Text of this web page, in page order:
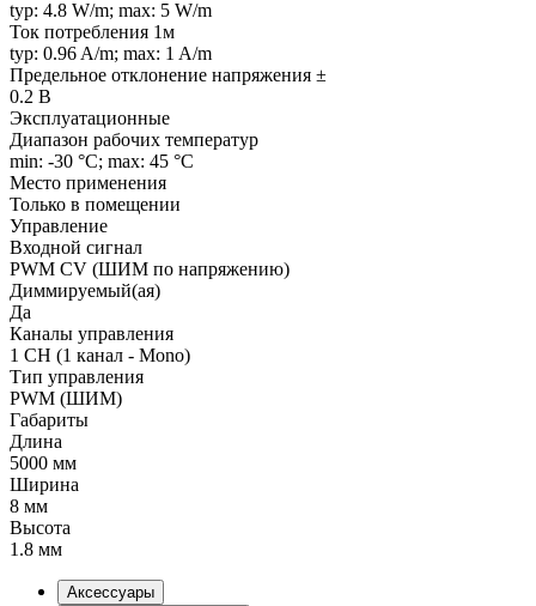
typ: 4.8 W/m; max: 5 W/m
Ток потребления 1м
typ: 0.96 A/m; max: 1 A/m
Предельное отклонение напряжения ±
0.2 В
Эксплуатационные
Диапазон рабочих температур
min: -30 °C; max: 45 °C
Место применения
Только в помещении
Управление
Входной сигнал
PWM СV (ШИМ по напряжению)
Диммируемый(ая)
Да
Каналы управления
1 CH (1 канал - Mono)
Тип управления
PWM (ШИМ)
Габариты
Длина
5000 мм
Ширина
8 мм
Высота
1.8 мм
Аксессуары